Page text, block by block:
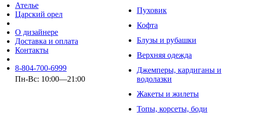
Ателье
Царский орел
О дизайнере
Доставка и оплата
Контакты
8-804-700-6999
Пн-Вс: 10:00—21:00
Пуховик
Кофта
Блузы и рубашки
Верхняя одежда
Джемперы, кардиганы и
водолазки
Жакеты и жилеты
Топы, корсеты, боди